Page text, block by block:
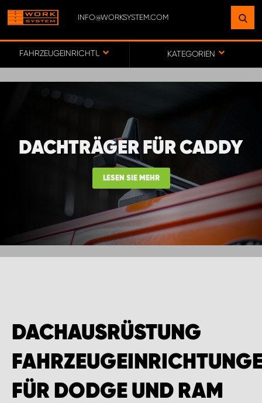
INFO@WORKSYSTEM.COM
FAHRZEUGEINRICHTUNGEN FÜR DODGE UND RAM PICKUPS
KATEGORIEN
DACHTRÄGER FÜR CADDY
LESEN SIE MEHR
DACHAUSRÜSTUNG
FÜR DODGE UND RAM
FINDEN SIE EINEN STANDORT
IN IHRER NÄHE
KEY ACCOUNT GERMANY
ONLINE-/DIREKTKUNDENVERTRIEB
WORK SYSTEM FRANKFURT (MAIN)
WORK SYSTEM LEIPZIG/HALLE
WORK SYSTEM LUDWIGSHAFEN
WORK SYSTEM MAGDEBURG